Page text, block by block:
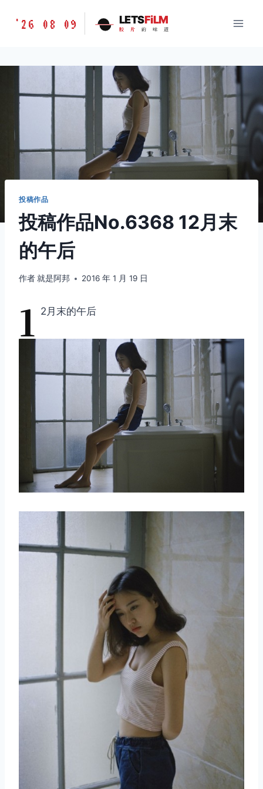
胶
味
LETSFILM
'26 08 09 LETSFiLM
胶 片 的 味 道
投稿作品
投稿作品No.6368 12月末
的午后
作者就是阿邦 2016 年 1 月 19 日
1 2月末的午后